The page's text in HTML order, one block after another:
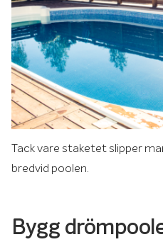
Tack vare staketet slipper
bredvid poolen.
Bygg